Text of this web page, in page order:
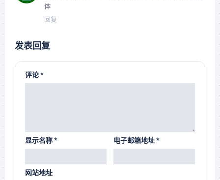
体
回复
发表回复
评论*
显示名称* 电子邮箱地址*
网站地址